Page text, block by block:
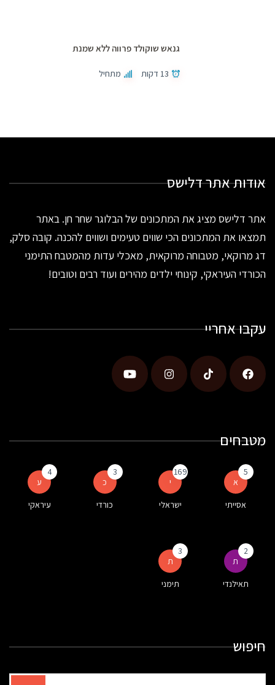
גנאש שוקולד פרווה ללא שמנת
13 דקות מתחיל
אודות אתר דלישס
אתר דלישס מציג את המתכונים של הבלוגר שחר חן. באתר
תמצאו את המתכונים הכי שווים טעימים ושווים להכנה. קובה סלק,
דג מרוקאי, מטבוחה מרוקאית, מאכלי עדות מהמטבח התימני
הכורדי העיראקי, קינוחי ילדים מהירים ועוד רבים וטובים!
עקבו אחריי
מטבחים
א
5
אסייתי
י
169
ישראלי
כ
3
כורדי
ע
4
עיראקי
ת
2
תאילנדי
ת
3
תימני
חיפוש